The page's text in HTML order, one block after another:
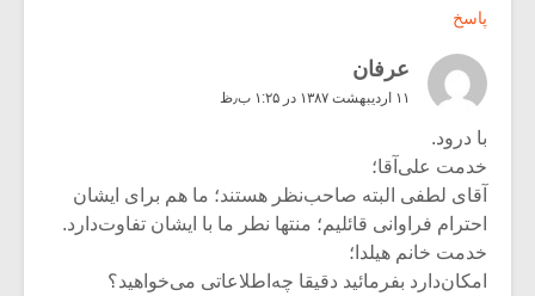
پاسخ
عرفان
۱۱ اردیبهشت ۱۳۸۷ در ۱:۲۵ ب٫ظ
با درود.
خدمت علی‌آقا؛
آقای لطفی البته صاحب‌نظر هستند؛ ما هم برای ایشان
احترام فراوانی قائلیم؛ منتها نطر ما با ایشان تفاوت‌دارد.
خدمت خانم هیلدا؛
امکان‌دارد بفرمائید دقیقا چه‌اطلاعاتی می‌خواهید؟